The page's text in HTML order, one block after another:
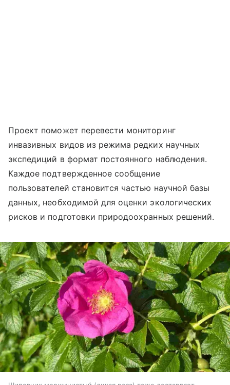
Проект поможет перевести мониторинг
инвазивных видов из режима редких научных
экспедиций в формат постоянного наблюдения.
Каждое подтвержденное сообщение
пользователей становится частью научной базы
данных, необходимой для оценки экологических
рисков и подготовки природоохранных решений.